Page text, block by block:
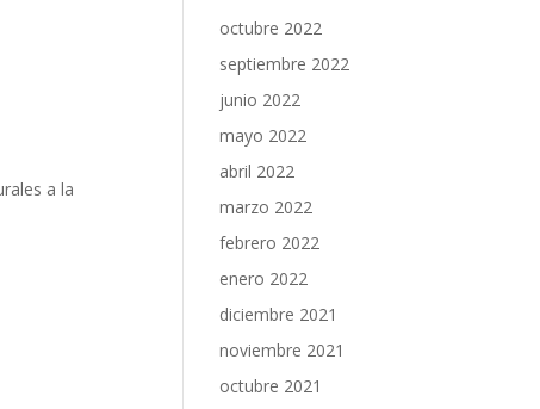
a la
octubre 2022
septiembre 2022
junio 2022
mayo 2022
abril 2022
marzo 2022
febrero 2022
enero 2022
diciembre 2021
noviembre 2021
octubre 2021